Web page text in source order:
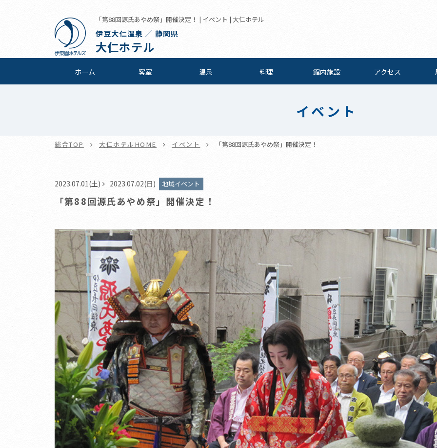
「第88回源氏あやめ祭」開催決定！ | イベント | 大仁ホテル
伊豆大仁温泉 ／ 静岡県
大仁ホテル
ホーム 客室 温泉 料理 館内施設 アクセス
イベント
総合TOP 大仁ホテルHOME イベント 「第88回源氏あやめ祭」開催決定！
2023.07.01(土) 2023.07.02(日) 地域イベント
「第88回源氏あやめ祭」開催決定！